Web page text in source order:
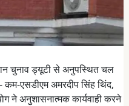
चुनाव ड्यूटी से अनुपस्थित चल
कम-एसडीएम अमरदीप सिंह थिंद,
ने अनुशासनात्मक कार्यवाही करने